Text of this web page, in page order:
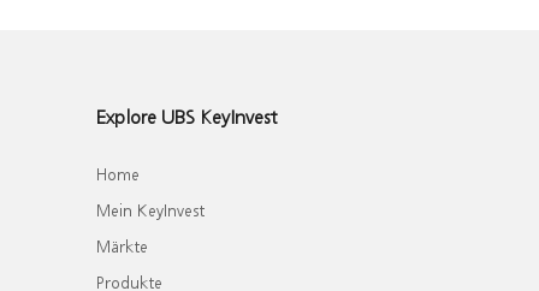
Explore UBS KeyInvest
Home
Mein KeyInvest
Märkte
Produkte